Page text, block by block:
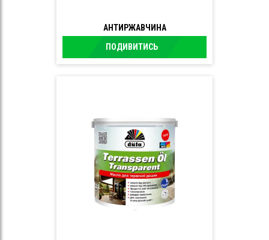
АНТИРЖАВЧИНА
ПОДИВИТИСЬ